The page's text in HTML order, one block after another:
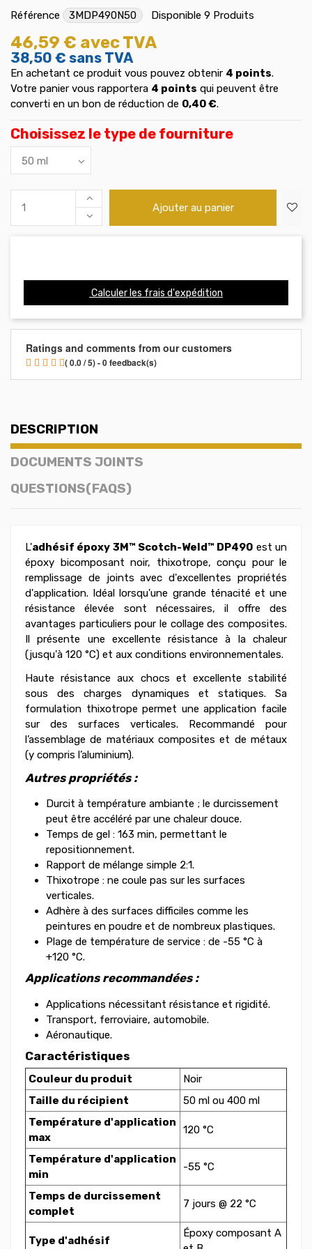
Référence 3MDP490N50 Disponible 9 Produits
46,59 € avec TVA
38,50 € sans TVA
En achetant ce produit vous pouvez obtenir 4 points.
Votre panier vous rapportera 4 points qui peuvent être
converti en un bon de réduction de 0,40 €.
Choisissez le type de fourniture
Ajouter au panier
Calculer les frais d'expédition
Ratings and comments from our customers
( 0.0 / 5) - 0 feedback(s)
DESCRIPTION
DOCUMENTS JOINTS
QUESTIONS(FAQS)
L'adhésif époxy 3M™ Scotch-Weld™ DP490 est un
époxy bicomposant noir, thixotrope, conçu pour le
remplissage de joints avec d'excellentes propriétés
d'application. Idéal lorsqu'une grande ténacité et une
résistance élevée sont nécessaires, il offre des
avantages particuliers pour le collage des composites.
Il présente une excellente résistance à la chaleur
(jusqu'à 120 °C) et aux conditions environnementales.
Haute résistance aux chocs et excellente stabilité
sous des charges dynamiques et statiques. Sa
formulation thixotrope permet une application facile
sur des surfaces verticales. Recommandé pour
l’assemblage de matériaux composites et de métaux
(y compris l’aluminium).
Autres propriétés :
Durcit à température ambiante ; le durcissement
peut être accéléré par une chaleur douce.
Temps de gel : 163 min, permettant le
repositionnement.
Rapport de mélange simple 2:1.
Thixotrope : ne coule pas sur les surfaces
verticales.
Adhère à des surfaces difficiles comme les
peintures en poudre et de nombreux plastiques.
Plage de température de service : de -55 °C à
+120 °C.
Applications recommandées :
Applications nécessitant résistance et rigidité.
Transport, ferroviaire, automobile.
Aéronautique.
Caractéristiques
Couleur du produit
Noir
Taille du récipient
50 ml ou 400 ml
Température d'application
max
120 °C
Température d'application
min
-55 °C
Temps de durcissement
complet
7 jours @ 22 °C
Type d'adhésif
Époxy composant A